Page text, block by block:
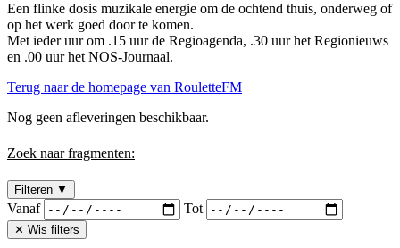
Een flinke dosis muzikale energie om de ochtend thuis, onderweg of
op het werk goed door te komen.
Met ieder uur om .15 uur de Regioagenda, .30 uur het Regionieuws
en .00 uur het NOS-Journaal.
Terug naar de homepage van RouletteFM
Nog geen afleveringen beschikbaar.
Zoek naar fragmenten:
Filteren ▼
Vanaf Tot
✕ Wis filters